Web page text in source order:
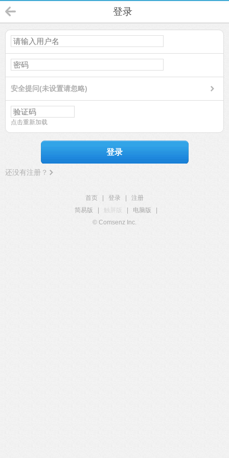
登录
安全提问(未设置请忽略)
点击重新加载
登录
还没有注册？
首页 登录
注册
简易版
触屏版 电脑版
© Comsenz Inc.